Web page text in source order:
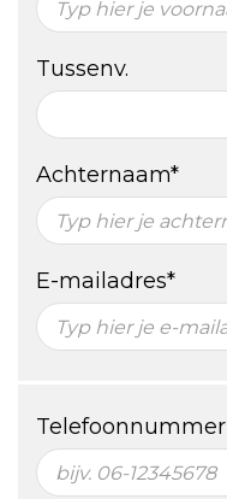
Tussenv.
Achternaam*
E-mailadres*
Telefoonnummer